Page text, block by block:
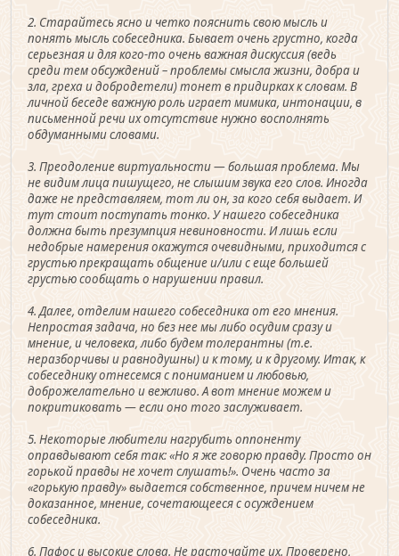
2. Старайтесь ясно и четко пояснить свою мысль и
понять мысль собеседника. Бывает очень грустно, когда
серьезная и для кого-то очень важная дискуссия (ведь
среди тем обсуждений – проблемы смысла жизни, добра и
зла, греха и добродетели) тонет в придирках к словам. В
личной беседе важную роль играет мимика, интонации, в
письменной речи их отсутствие нужно восполнять
обдуманными словами.
3. Преодоление виртуальности — большая проблема. Мы
не видим лица пишущего, не слышим звука его слов. Иногда
даже не представляем, тот ли он, за кого себя выдает. И
тут стоит поступать тонко. У нашего собеседника
должна быть презумпция невиновности. И лишь если
недобрые намерения окажутся очевидными, приходится с
грустью прекращать общение и/или с еще большей
грустью сообщать о нарушении правил.
4. Далее, отделим нашего собеседника от его мнения.
Непростая задача, но без нее мы либо осудим сразу и
мнение, и человека, либо будем толерантны (т.е.
неразборчивы и равнодушны) и к тому, и к другому. Итак, к
собеседнику отнесемся с пониманием и любовью,
доброжелательно и вежливо. А вот мнение можем и
покритиковать — если оно того заслуживает.
5. Некоторые любители нагрубить оппоненту
оправдывают себя так: «Но я же говорю правду. Просто он
горькой правды не хочет слушать!». Очень часто за
«горькую правду» выдается собственное, причем ничем не
доказанное, мнение, сочетающееся с осуждением
собеседника.
6. Пафос и высокие слова. Не расточайте их. Проверено,